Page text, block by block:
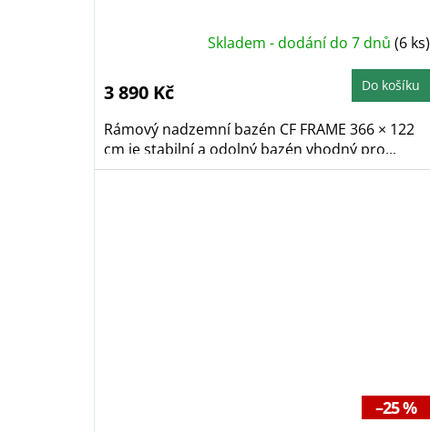
Skladem - dodání do 7 dnů (6 ks)
3 890 Kč Do košíku
Rámový nadzemní bazén CF FRAME 366 × 122
cm je stabilní a odolný bazén vhodný pro...
–25 %